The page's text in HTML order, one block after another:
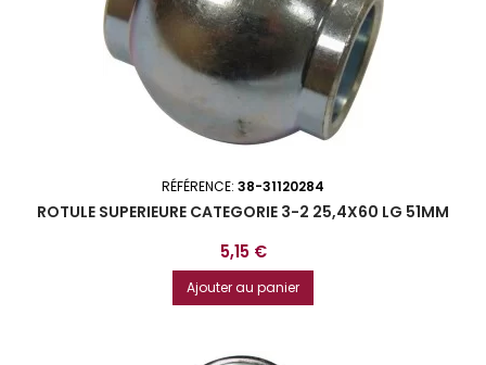
RÉFÉRENCE: 38-31120284
ROTULE SUPERIEURE CATEGORIE 3-2 25,4X60 LG 51MM
Prix
5,15 €
Ajouter au panier